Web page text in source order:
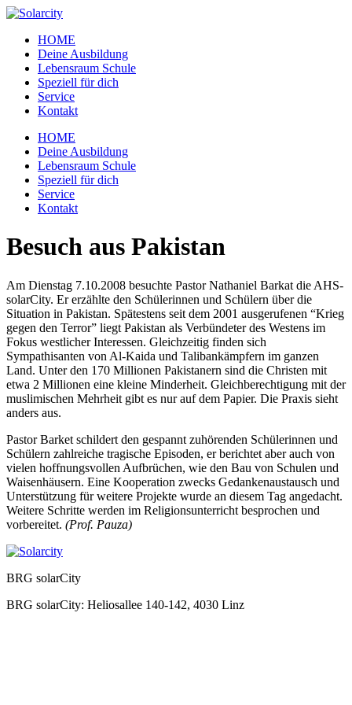
Zum
wechselnHOME
Deine Ausbildung
Lebensraum Schule
Speziell für dich
Service
Kontakt
Menü
HOME
Deine Ausbildung
Lebensraum Schule
Speziell für dich
Service
Kontakt
Besuch aus Pakistan
Am Dienstag 7.10.2008 besuchte Pastor Nathaniel Barkat die AHS-
solarCity. Er erzählte den Schülerinnen und Schülern über die
Situation in Pakistan. Spätestens seit dem 2001 ausgerufenen “Krieg
gegen den Terror” liegt Pakistan als Verbündeter des Westens im
Fokus westlicher Interessen. Gleichzeitig finden sich
Sympathisanten von Al-Kaida und Talibankämpfern im ganzen
Land. Unter den 170 Millionen Pakistanern sind die Christen mit
etwa 2 Millionen eine kleine Minderheit. Gleichberechtigung mit der
muslimischen Mehrheit gibt es nur auf dem Papier. Die Praxis sieht
anders aus.
Pastor Barket schildert den gespannt zuhörenden Schülerinnen und
Schülern zahlreiche tragische Episoden, er berichtet aber auch von
vielen hoffnungsvollen Aufbrüchen, wie den Bau von Schulen und
Waisenhäusern. Eine Kooperation zwecks Gedankenaustausch und
Unterstützung für weitere Projekte wurde an diesem Tag angedacht.
Weitere Schritte werden im Religionsunterricht besprochen und
vorbereitet. (Prof. Pauza)
BRG solarCity
BRG solarCity: Heliosallee 140-142, 4030 Linz